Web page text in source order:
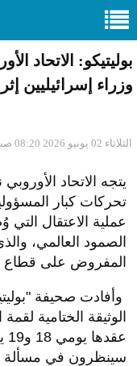
بوليتيكو: الاتحاد
وزراء إسرائيليين
الثلاثاء 02 يونيو 2026 08:20 صباحاً
​يتجه الاتحاد
تحركات كبار
عملية الاعتقال
الصمود العالمي،
المفروض على قطاع
وأفادت صحيفة
الوثيقة الختامية
سينظرون في مسألة